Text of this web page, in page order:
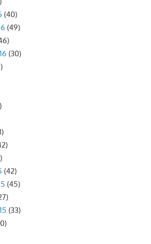
(40)
(49)
(30)
(42)
(45)
(33)